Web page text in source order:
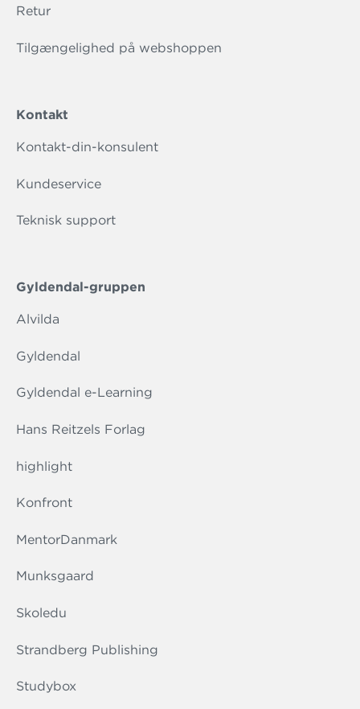
Retur
Tilgængelighed på webshoppen
Kontakt
Kontakt-din-konsulent
Kundeservice
Teknisk support
Gyldendal-gruppen
Alvilda
Gyldendal
Gyldendal e-Learning
Hans Reitzels Forlag
highlight
Konfront
MentorDanmark
Munksgaard
Skoledu
Strandberg Publishing
Studybox